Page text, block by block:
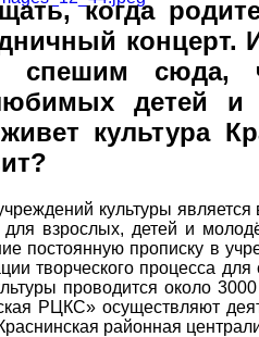
когда
концерт.
спешим сюда,
детей и
культура
культуры
взрослых, детей и
постоянную прописку в
творческого процесса
проводится около
РЦКС» осуществляют
районная